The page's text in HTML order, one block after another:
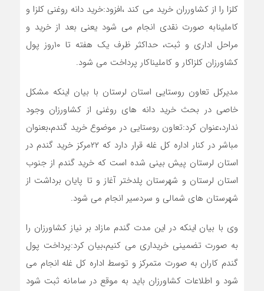
کلزا را از کشاورران خرید می کند ،افزود:خرید دانه روغنی کلزا و
کاملینابه صورت نقدی انجام می شود یعنی بعد از خرید و
مراحل اداری و ثبت، حداکثر ظرف یک هفته تا ۱۰روز پول
کشاورزان کلزاکار و کاملیناکار پرداخت می شود.
مدیرکل تعاون روستایی استان لرستان با بیان اینکه مشکل
خاصی در بحث خرید دانه های روغنی از کشاورزان وجود
ندارد،عنوان کرد:تعاون روستایی در موضوع خرید گندم،بعنوان
مباشر در کنار اداره کل غله قرار دارد که ۲۲مرکز خرید گندم در
استان لرستان پیش بینی شده است که خرید گندم از جنوب
استان لرستان و شهرستان پلدختر آغاز و تا پایان برداشت از
شهرستان های شمالی و سردسیر انجام می شود.
وی با بیان اینکه در این مدت گندم مازاد بر نیاز کشاورزان را
به صورت تضمینی خریداری می کنیم،بیان کرد:پرداخت پول
گندم کاران به صورت متمرکز و توسط اداره کل غله انجام می
شود و اطلاعات کشاورزان باید به موقع در سامانه ثبت شود